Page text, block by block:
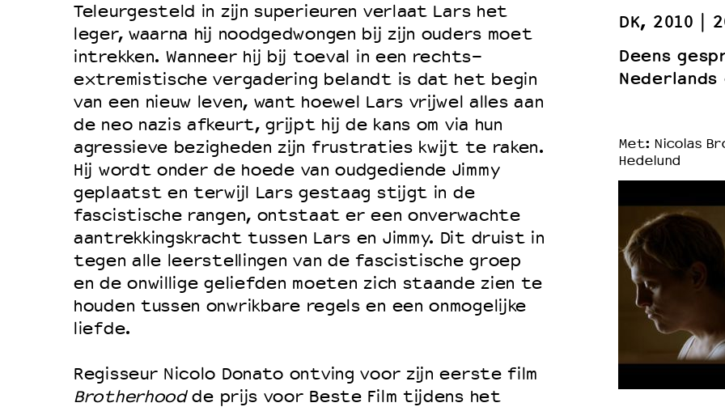
EDUCATIE
Schoolvoorstellingen
Filmprogramma’s Primair Onderwijs
Filmprogramma’s VO/MBO
Speciale educatieprogramma’s
OVER LANTARENVENSTER
Wat we doen
Werken bij
Wie is wie
Historie
Partners
Teleurgesteld in zijn superieuren verlaat Lars het
leger, waarna hij noodgedwongen bij zijn ouders moet
intrekken. Wanneer hij bij toeval in een rechts-
extremistische vergadering belandt is dat het begin
van een nieuw leven, want hoewel Lars vrijwel alles aan
de neo nazis afkeurt, grijpt hij de kans om via hun
agressieve bezigheden zijn frustraties kwijt te raken.
Hij wordt onder de hoede van oudgediende Jimmy
geplaatst en terwijl Lars gestaag stijgt in de
fascistische rangen, ontstaat er een onverwachte
aantrekkingskracht tussen Lars en Jimmy. Dit druist in
tegen alle leerstellingen van de fascistische groep
en de onwillige geliefden moeten zich staande zien te
houden tussen onwrikbare regels en een onmogelijke
liefde.
Regisseur Nicolo Donato ontving voor zijn eerste film
Brotherhoodde prijs voor Beste Film tijdens het
DK, 2010
Deens
Met: Nicolas
Hedelund